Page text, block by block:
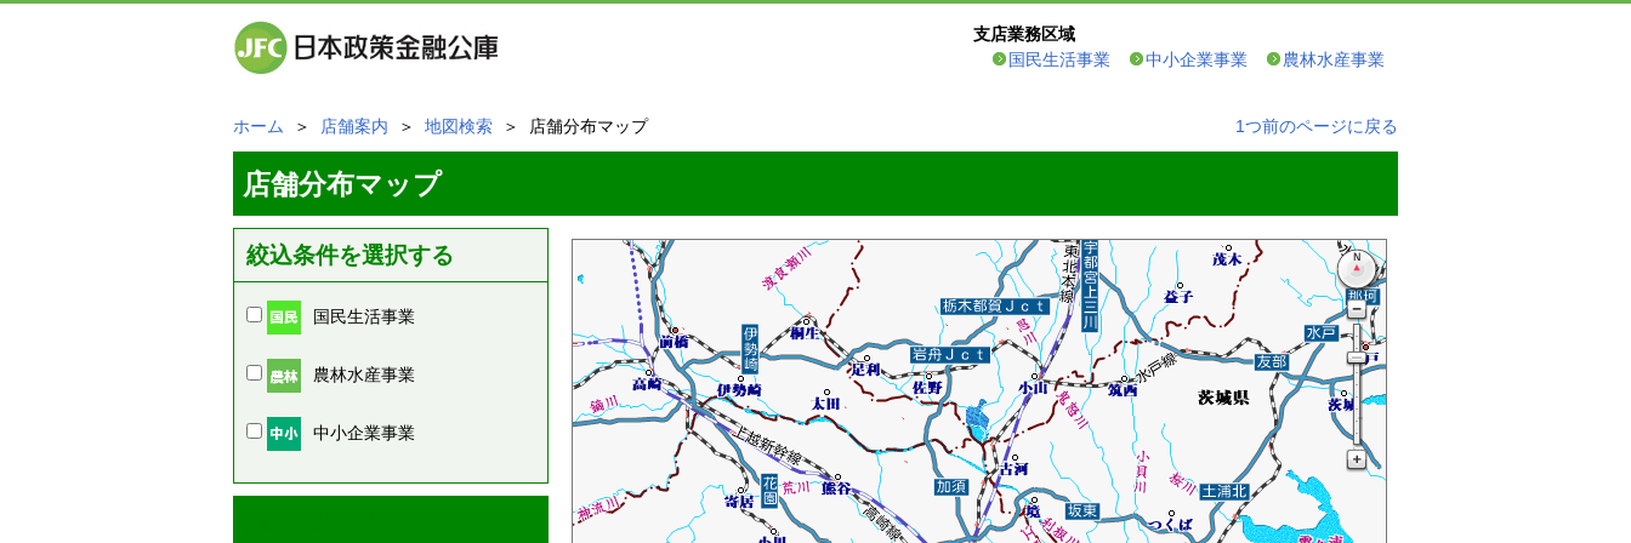
支店業務区域
国民生活事業
中小企業事業 農林水産事業
ホーム ＞ 店舗案内 ＞ 地図検索 ＞ 店舗分布マップ 1つ前のページに戻る
店舗分布マップ
絞込条件を選択する
国民生活事業
農林水産事業
中小企業事業